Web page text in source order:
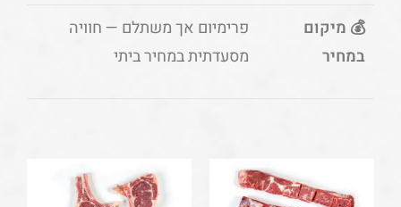
💰 מיקום
במחיר
פרימיום אך משתלם — חוויה
מסעדתית במחיר ביתי